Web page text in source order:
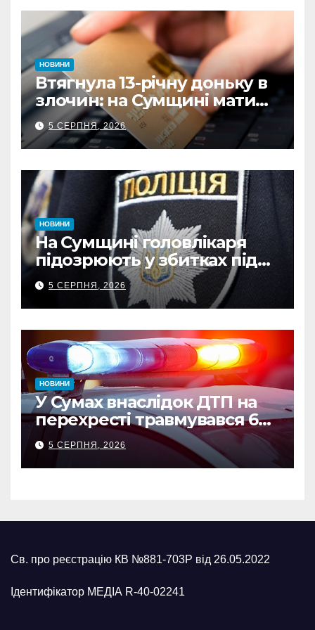
НОВИНИ
Втягнула 13-річну доньку в
злочин: на Сумщині мати
витратила майже 480
тисяч грн з викраденої
картки
5 СЕРПНЯ, 2026
НОВИНИ
На Сумщині головлікаря
підозрюють у збитках під
час капремонту
медустанови
5 СЕРПНЯ, 2026
НОВИНИ
У Сумах внаслідок ДТП на
перехресті травмувався 62-
річний мотоцикліст
5 СЕРПНЯ, 2026
Св. про реєстрацію КВ №881-703Р від 26.05.2022
Ідентифікатор МЕДІА R-40-02241